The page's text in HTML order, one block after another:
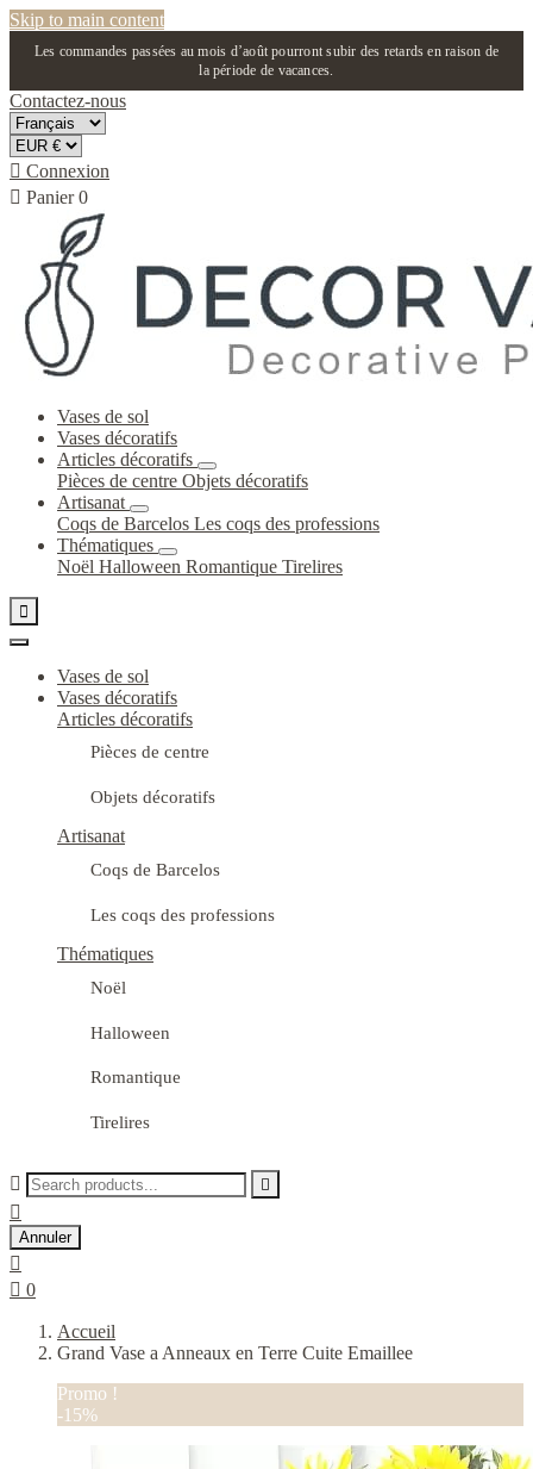
Skip to main content
Les commandes passées au mois d’août pourront subir des retards en raison de
la période de vacances.
Contactez-nous
 Connexion
 Panier 0
Vases de sol
Vases décoratifs
Articles décoratifs
Pièces de centre Objets décoratifs
Artisanat
Coqs de Barcelos Les coqs des professions
Thématiques
Noël Halloween Romantique Tirelires

Vases de sol
Vases décoratifs
Articles décoratifs
Pièces de centre
Objets décoratifs
Artisanat
Coqs de Barcelos
Les coqs des professions
Thématiques
Noël
Halloween
Romantique
Tirelires
 

Annuler

 0
Accueil
Grand Vase a Anneaux en Terre Cuite Emaillee
Promo !
-15%